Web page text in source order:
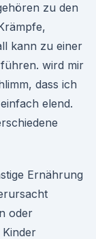
zu den
kann zu einer
wird mir
dass ich
elend.
Ernährung
oder
Kinder